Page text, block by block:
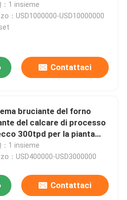
：1 insieme
：USD1000000-USD10000000
Contattaci
bruciante del forno
del calcare di processo
300tpd per la pianta
calce
：1 insieme
：USD400000-USD3000000
Contattaci